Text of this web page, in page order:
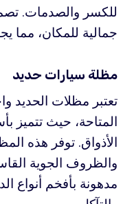
للكسر والصدمات.
جمالية للمكان، مما
مظلة سيارات حديد
تعتبر مظلات الحديد
المتاحة، حيث تتميز
الأذواق. توفر هذه
والظروف الجوية
مدهونة بأفخم أنواع